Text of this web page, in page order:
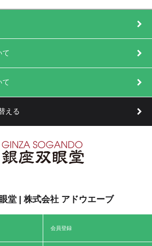
て
て
える
堂 | 株式会社 アドウエーブ
会員登録